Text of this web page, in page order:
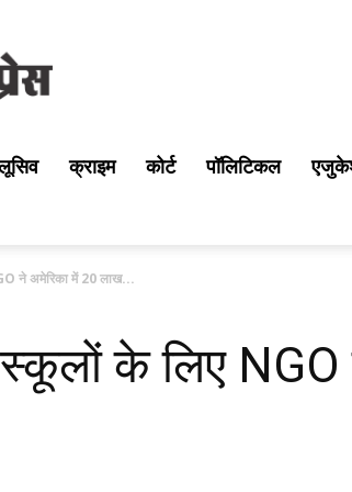
क्राइम कोर्ट पॉलिटिकल
ने अमेरिका में 20 लाख...
स्कूलों के लिए